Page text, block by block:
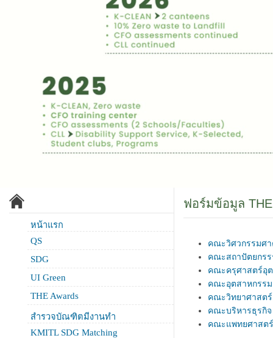
หน้าแรก
QS
SDG
UI Green
THE Awards
สำรวจบัณฑิตมีงานทำ
KMITL SDG Matching
ฟอร์มข้อมูล THE
คณะวิศวกรรมศ
คณะสถาปัตยกร
คณะครุศาสตร์อุ
คณะอุตสาหกรร
คณะวิทยาศาสตร์
คณะบริหารธุรกิจ
คณะแพทยศาสตร์